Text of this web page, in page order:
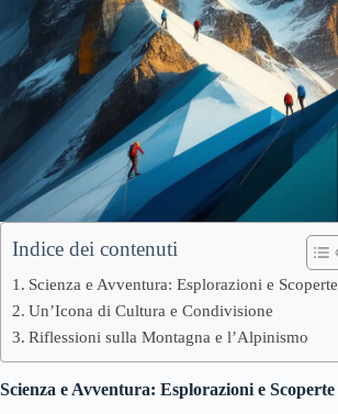
Indice dei contenuti
Scienza e Avventura: Esplorazioni e Scoperte
Un’Icona di Cultura e Condivisione
Riflessioni sulla Montagna e l’Alpinismo
Scienza e Avventura: Esplorazioni e Scoperte